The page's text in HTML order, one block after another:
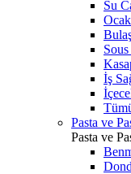
Su
İş
Pasta ve
Pasta ve